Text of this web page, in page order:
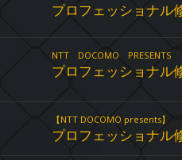
プロフェッショナル
NTT DOCOMO PRESENTS
プロフェッショナル
【NTT DOCOMO presents】
プロフェッショナ